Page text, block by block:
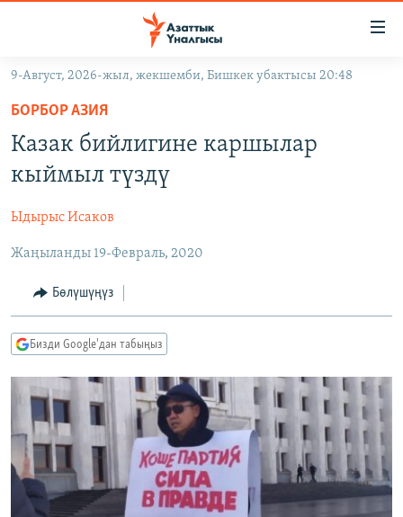
Навигацияга
өтүңүз
Издөөгө
салыңыз
КЫРГЫЗСТАН
ЭКОНОМИКА
МАДАНИЯТ
БОРБОР АЗИЯ
АТАЙЫН ИЛИКТӨӨ
ТВ ПРОГРАММАЛАР
БҮГҮН АЗАТТЫКТА
БИЗ ЖАНА ДҮЙНӨ
ДАНИСТЕ
ЭЖЕ-СИҢДИЛЕР
АЗАТТЫК+
ЫҢГАЙСЫЗ СУРООЛОР
ПОДКАСТ
ӨЗГӨЧӨ ПИКИР
ОНЛАЙН ШЕРИНЕ
9-Август, 2026-жыл, жекшемби, Бишкек убактысы 20:48
БОРБОР АЗИЯ
Казак бийлигине каршылар
кыймыл түздү
Ыдырыс Исаков
Жаңыланды 19-Февраль, 2020
Бөлүшүңүз
Бизди Google'дан табыңыз